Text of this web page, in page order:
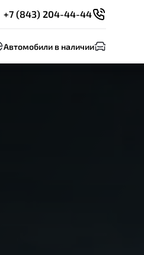
+7 (843) 204-44-44
Автомобили в наличии